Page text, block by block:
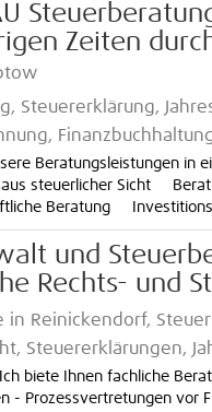
Zeiten
Steuererklärung,
Beratungsleistungen
steuerlicher Sicht
Beratung
und
Rechts- und
in Reinickendorf,
Steuererklärungen,
Ich biete Ihnen fachliche
- Prozessvertretungen vor